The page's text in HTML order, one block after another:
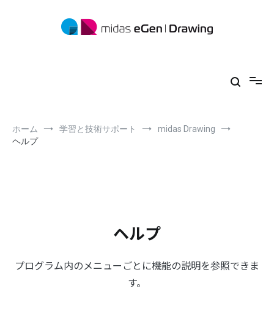
ホーム 学習と技術サポート
midas Drawing
ヘルプ
ヘルプ
プログラム内のメニューごとに機能の説明を参照できま
す。